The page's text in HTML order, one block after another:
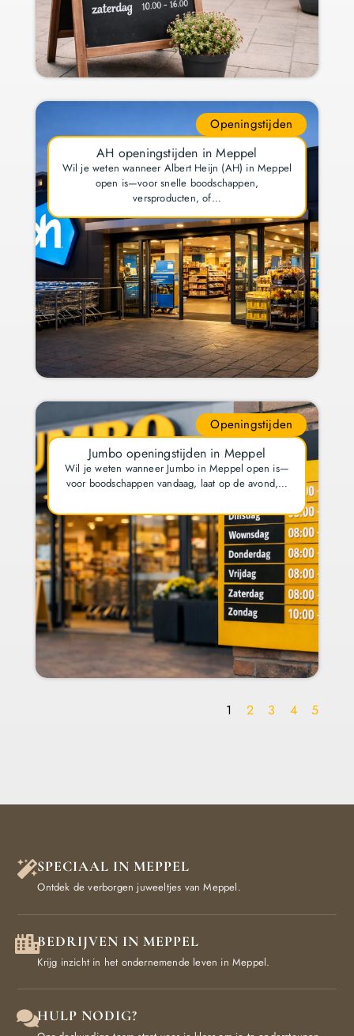
Openingstijden
AH openingstijden in Meppel
Wil je weten wanneer Albert Heijn (AH) in Meppel
open is—voor snelle boodschappen,
versproducten, of…
Openingstijden
Jumbo openingstijden in Meppel
Wil je weten wanneer Jumbo in Meppel open is—
voor boodschappen vandaag, laat op de avond,…
1 2 3 4 5
SPECIAAL IN MEPPEL
Ontdek de verborgen juweeltjes van Meppel.
BEDRIJVEN IN MEPPEL
Krijg inzicht in het ondernemende leven in Meppel.
HULP NODIG?